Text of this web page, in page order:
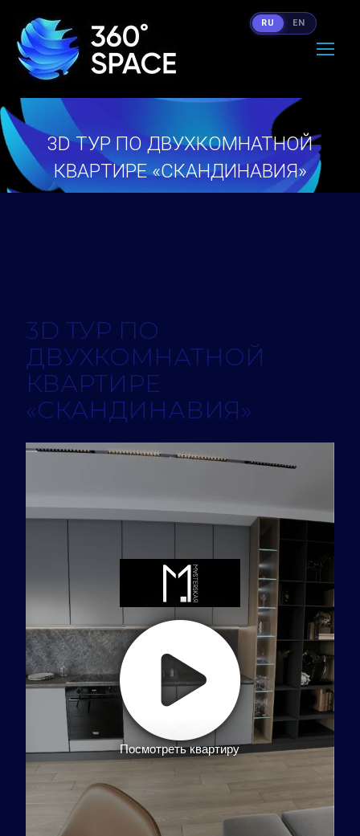
3D ТУР ПО ДВУХКОМНАТНОЙ
КВАРТИРЕ «СКАНДИНАВИЯ»
Вы здесь:
3D ТУР ПО
ДВУХКОМНАТНОЙ
КВАРТИРЕ
«СКАНДИНАВИЯ»
Посмотреть квартиру
RU EN